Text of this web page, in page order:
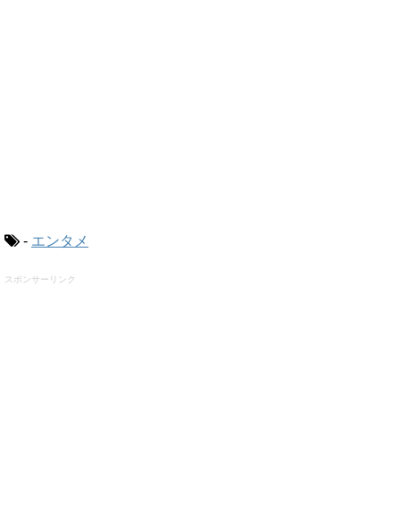
- エンタメ
スポンサーリンク